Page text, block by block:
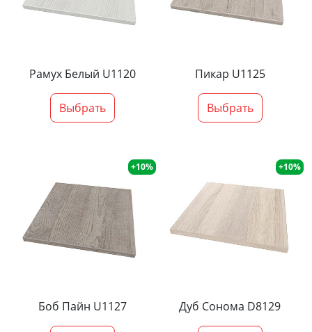
Рамух Белый U1120
Выбрать
Пикар U1125
Выбрать
+10%
Боб Пайн U1127
+10%
Дуб Сонома D8129